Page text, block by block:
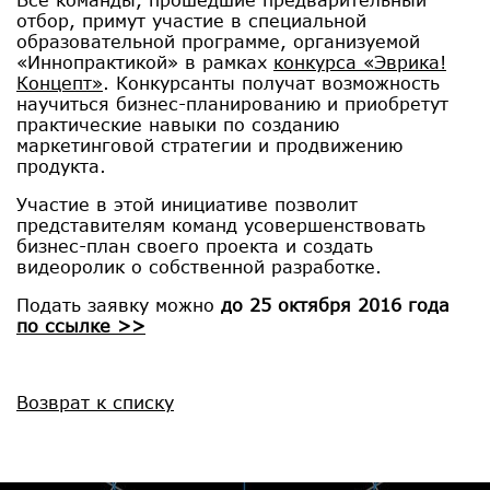
отбор, примут участие в специальной
образовательной программе, организуемой
«Иннопрактикой» в рамках конкурса «Эврика!
Концепт». Конкурсанты получат возможность
научиться бизнес-планированию и приобретут
практические навыки по созданию
маркетинговой стратегии и продвижению
продукта.
Участие в этой инициативе позволит
представителям команд усовершенствовать
бизнес-план своего проекта и создать
видеоролик о собственной разработке.
Подать заявку можно до 25 октября 2016 года
по ссылке >>
Возврат к списку